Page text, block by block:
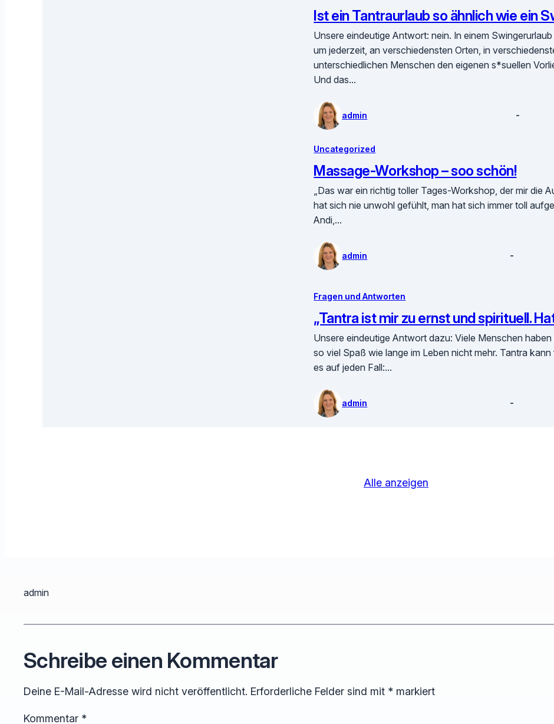
Ist ein Tantraurlaub so ähnlich wie ein
Unsere eindeutige Antwort: nein. In einem
um jederzeit, an verschiedensten Orten, in
unterschiedlichen Menschen den eigenen s*suellen
Und das…
admin
Uncategorized
Massage-Workshop – soo schön!
„Das war ein richtig toller Tages-Workshop, der mir die
hat sich nie unwohl gefühlt, man hat sich immer toll
Andi,…
admin
Fragen und Antworten
„Tantra ist mir zu ernst und spirituell.
Unsere eindeutige Antwort dazu: Viele Menschen
so viel Spaß wie lange im Leben nicht mehr. Tantra
es auf jeden Fall:…
admin
Alle anzeigen
admin
Schreibe einen Kommentar
Deine E-Mail-Adresse wird nicht veröffentlicht. Erforderliche Felder sind mit * markiert
Kommentar *